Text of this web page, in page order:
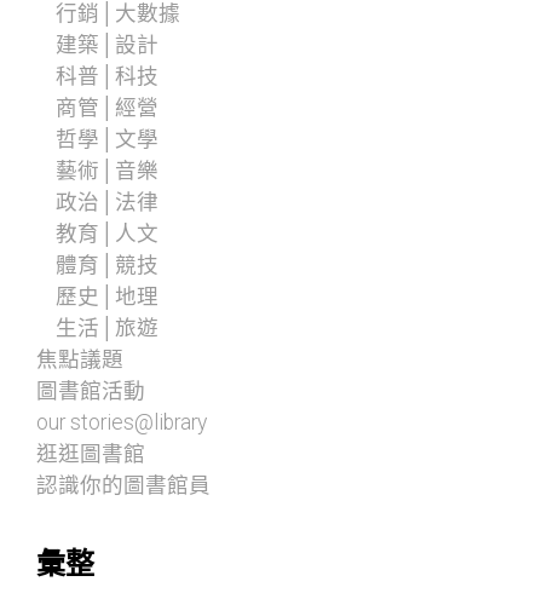
行銷│大數據
建築│設計
科普│科技
商管│經營
哲學│文學
藝術│音樂
政治│法律
教育│人文
體育│競技
歷史│地理
生活│旅遊
焦點議題
圖書館活動
our stories@library
逛逛圖書館
認識你的圖書館員
彙整